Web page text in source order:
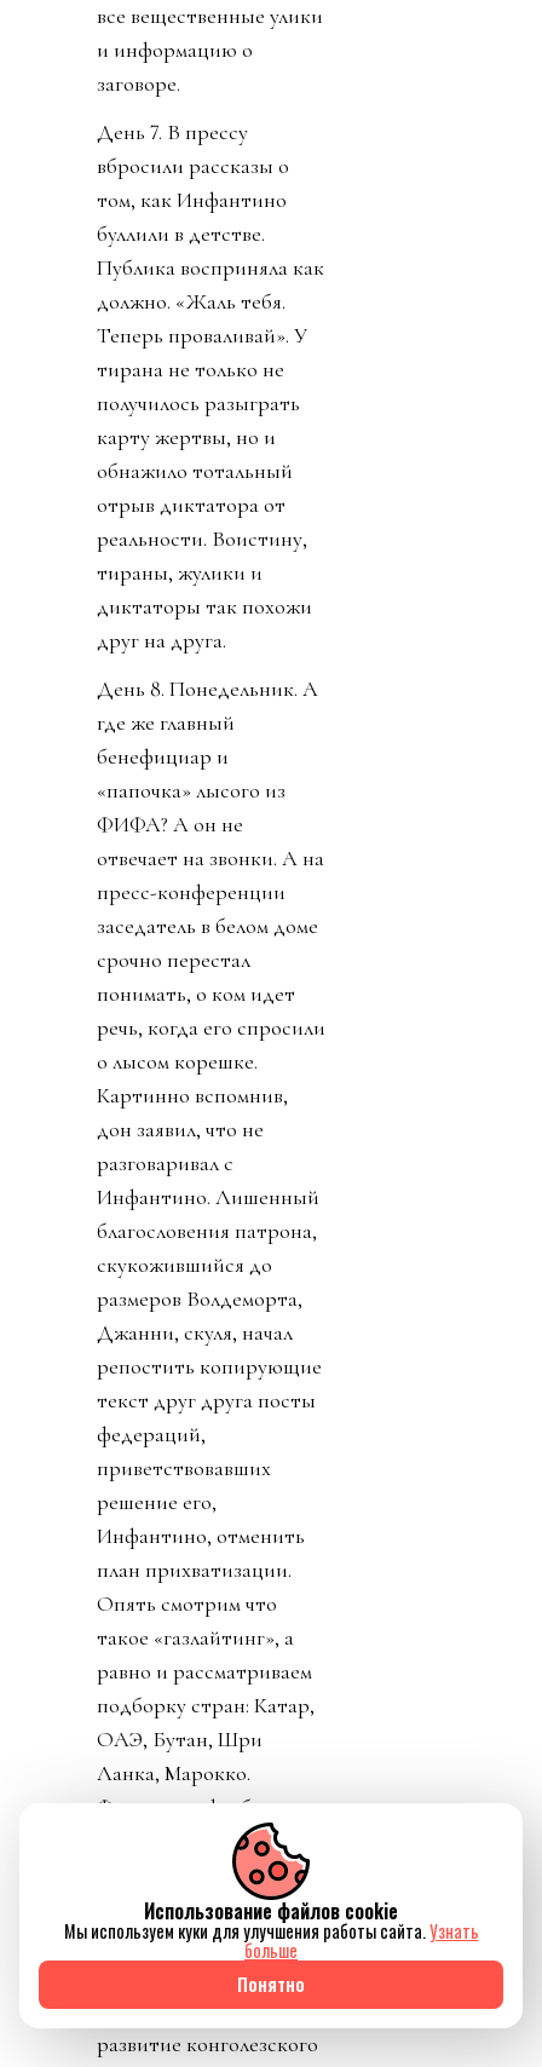
все вещественные улики
и информацию о
заговоре.
День 7. В прессу
вбросили рассказы о
том, как Инфантино
буллили в детстве.
Публика восприняла как
должно. «Жаль тебя.
Теперь проваливай». У
тирана не только не
получилось разыграть
карту жертвы, но и
обнажило тотальный
отрыв диктатора от
реальности. Воистину,
тираны, жулики и
диктаторы так похожи
друг на друга.
День 8. Понедельник. А
где же главный
бенефициар и
«папочка» лысого из
ФИФА? А он не
отвечает на звонки. А на
пресс-конференции
заседатель в белом доме
срочно перестал
понимать, о ком идет
речь, когда его спросили
о лысом корешке.
Картинно вспомнив,
дон заявил, что не
разговаривал с
Инфантино. Лишенный
благословения патрона,
скукожившийся до
размеров Волдеморта,
Джанни, скуля, начал
репостить копирующие
текст друг друга посты
федераций,
приветствовавших
решение его,
Инфантино, отменить
план прихватизации.
Опять смотрим что
такое «газлайтинг», а
равно и рассматриваем
подборку стран: Катар,
ОАЭ, Бутан, Шри
Ланка, Марокко.
Федерация футбола
Конго пришла тоже
уточнить, где за
поддержку Инфантино
им выдадут их взятку и
поблагодарить лично
товарища Инфантино за
развитие конголезского
Использование файлов cookie
Мы используем куки для улучшения работы сайта.Узнать
больше
Понятно